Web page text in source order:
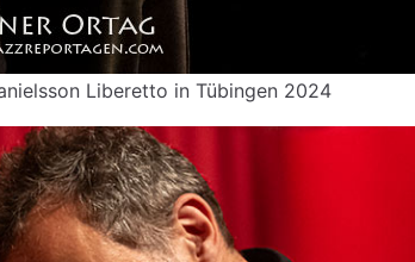
Liberetto in Tübingen 2024